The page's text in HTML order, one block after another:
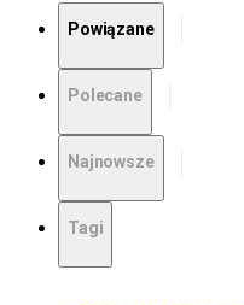
Powiązane
Polecane
Najnowsze
Tagi